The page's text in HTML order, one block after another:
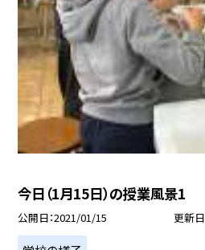
今日（1月15日）の授業風景1
公開日 2021/01/15 更新日